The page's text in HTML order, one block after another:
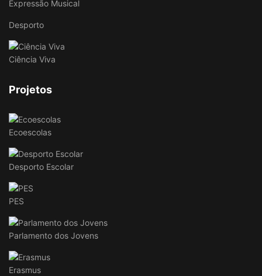
Expressão Musical
Desporto
Ciência Viva
Projetos
Ecoescolas
Desporto Escolar
PES
Parlamento dos Jovens
Erasmus